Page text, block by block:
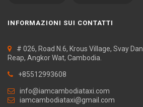
INFORMAZIONI SUI CONTATTI
# 026, Road N.6, Krous Village, Svay
Reap, Angkor Wat, Cambodia.
+85512993608
info@iamcambodiataxi.com
iamcambodiataxi@gmail.com